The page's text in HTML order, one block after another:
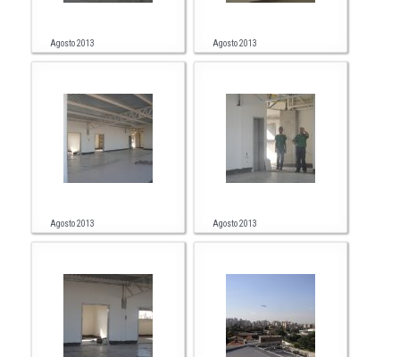
Agosto 2013 Agosto 2013
Agosto 2013 Agosto 2013